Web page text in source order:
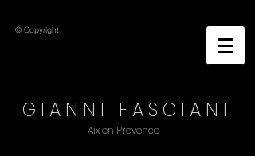
© Copyright
G I A N N I F A S C I A N I
Aix en Provence